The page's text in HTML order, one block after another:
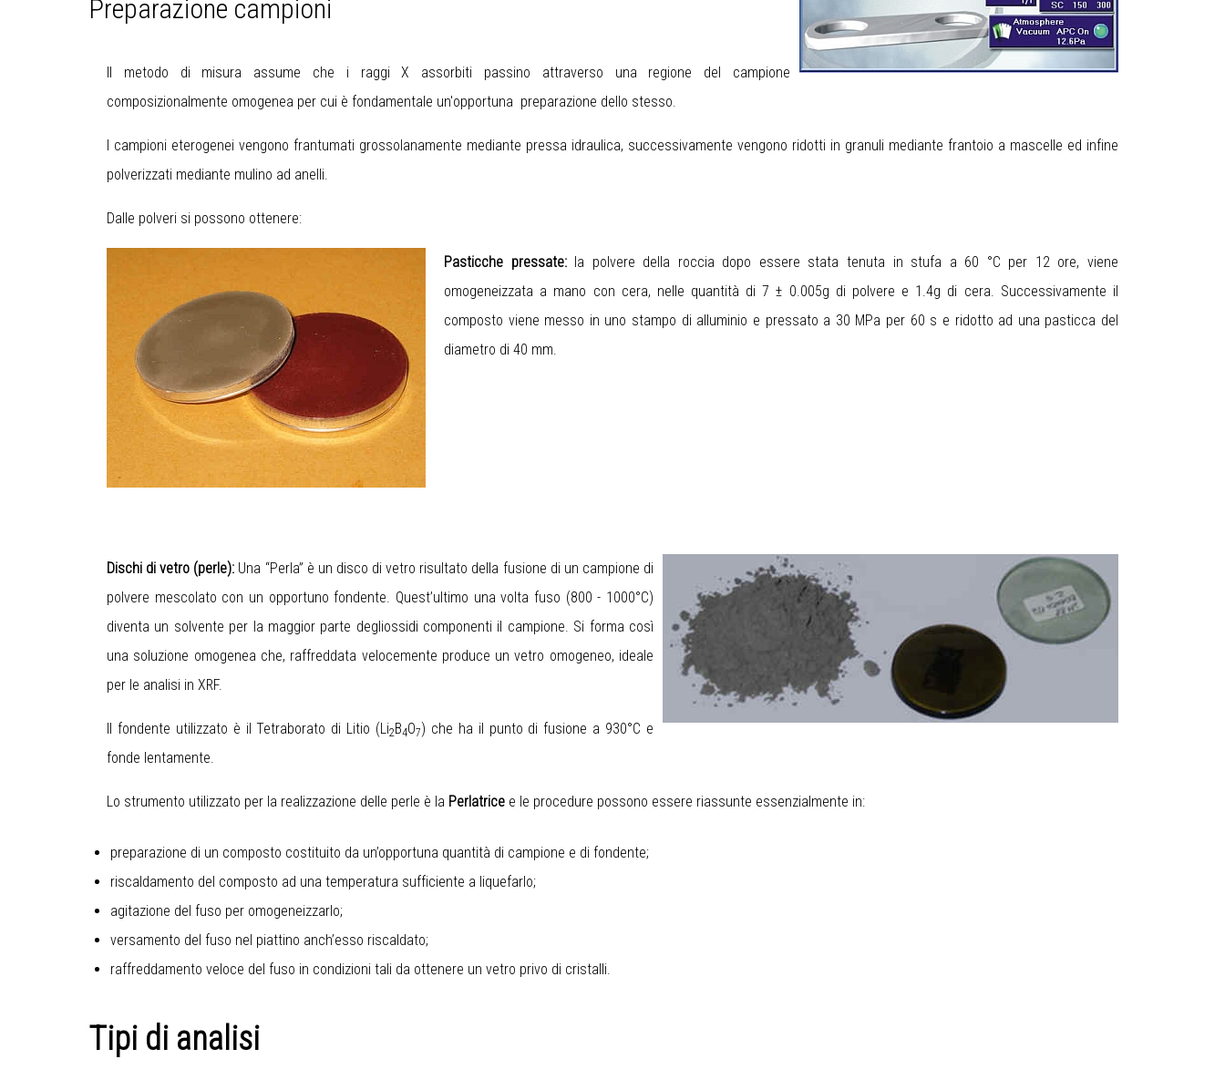
Preparazione campioni
Il metodo di misura assume che i raggi X assorbiti passino attraverso una regione del campione
composizionalmente omogenea per cui è fondamentale un'opportuna preparazione dello stesso.
I campioni eterogenei vengono frantumati grossolanamente mediante pressa idraulica, successivamente vengono ridotti in granuli mediante frantoio a mascelle ed infine
polverizzati mediante mulino ad anelli.
Dalle polveri si possono ottenere:
Pasticche pressate:la polvere della roccia dopo essere stata tenuta in stufa a 60 °C per 12 ore, viene
omogeneizzata a mano con cera, nelle quantità di 7 ± 0.005g di polvere e 1.4g di cera. Successivamente il
composto viene messo in uno stampo di alluminio e pressato a 30 MPa per 60 s e ridotto ad una pasticca del
diametro di 40 mm.
Dischi di vetro (perle): Una “Perla” è un disco di vetro risultato della fusione di un campione di
polvere mescolato con un opportuno fondente. Quest’ultimo una volta fuso (800 - 1000°C)
diventa un solvente per la maggior parte degliossidi componenti il campione. Si forma così
una soluzione omogenea che, raffreddata velocemente produce un vetro omogeneo, ideale
per le analisi in XRF.
Il fondente utilizzato è il Tetraborato di Litio (Li2B4O7) che ha il punto di fusione a 930°C e
fonde lentamente.
Lo strumento utilizzato per la realizzazione delle perle è la Perlatrice e le procedure possono essere riassunte essenzialmente in:
preparazione di un composto costituito da un’opportuna quantità di campione e di fondente;
riscaldamento del composto ad una temperatura sufficiente a liquefarlo;
agitazione del fuso per omogeneizzarlo;
versamento del fuso nel piattino anch’esso riscaldato;
raffreddamento veloce del fuso in condizioni tali da ottenere un vetro privo di cristalli.
Tipi di analisi